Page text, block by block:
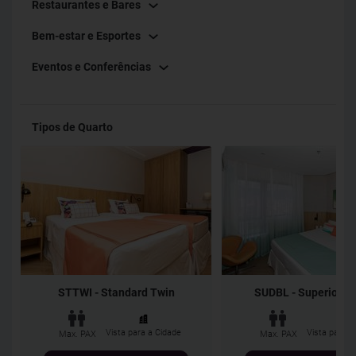
amenidades e ar-condicionado. As diárias incluem café da
manhã no Restaurante (que também oferece almoço em
Restaurantes e Bares
Bem-estar e Esportes
Eventos e Conferências
Tipos de Quarto
STTWI - Standard Twin
Max. PAX Vista para a Cidade
SUDBL - Superior
Max. PAX Vista para a